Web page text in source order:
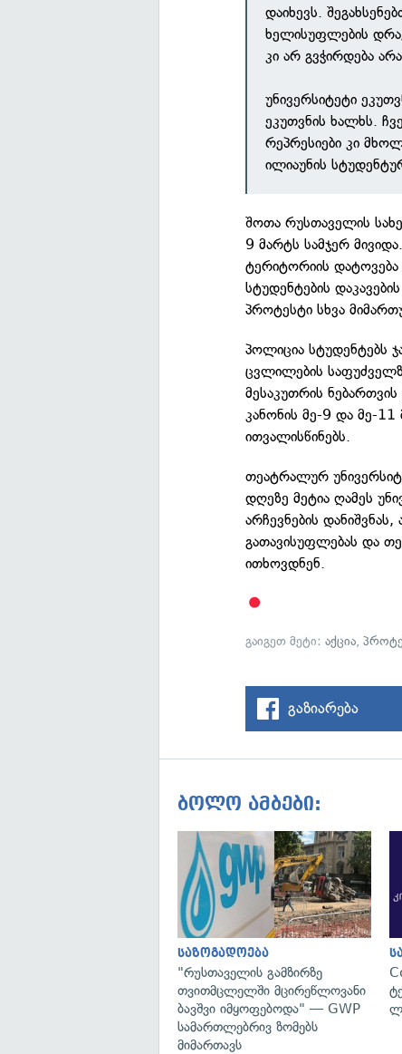
დაიხევს.
ხელისუფლების
კი არ გვჭირდება
უნივერსიტეტი
ეკუთვნის ხალხს.
რეპრესიები კი
ილიაუნის
შოთა რუსთაველის
9 მარტს სამჯერ
ტერიტორიის დატოვება
სტუდენტების
პროტესტი სხვა
პოლიცია სტუდენტებს
ცვლილების
მესაკუთრის ნებართვის
კანონის მე-9 და მე-
ითვალისწინებს.
თეატრალურ
დღეზე მეტია ღამეს
არჩევნების
გათავისუფლებას და
ითხოვდნენ.
გაიგეთ მეტი:აქცია,
გაზიარება
ბოლო ამბები:
საზოგადოება
"რუსთაველის გამზირზე
თვითმცლელში მცირეწლოვანი
ბავშვი იმყოფებოდა" — GWP
სამართლებრივ ზომებს
მიმართავს